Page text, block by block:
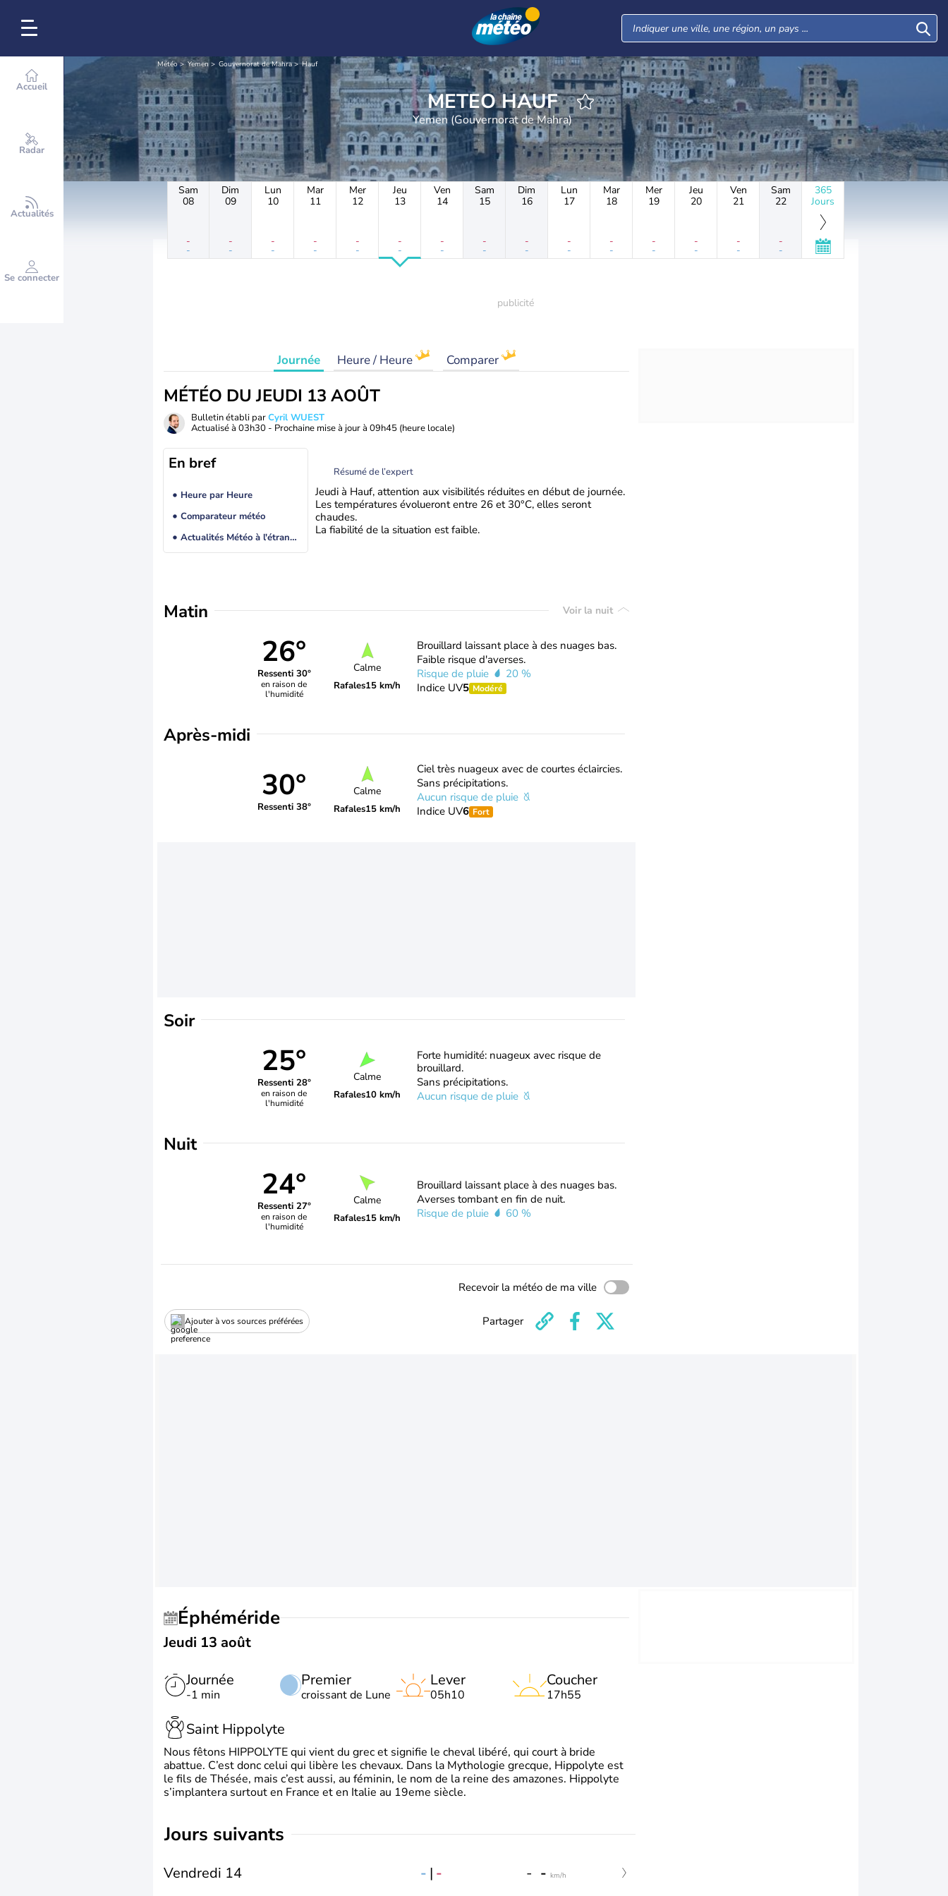
Accueil
Radar
Actualités
Se connecter
Météo Yemen Gouvernorat de Mahra Hauf
METEO HAUF
Yemen (Gouvernorat de Mahra)
Sam
08
-
-
Dim
09
-
-
Lun
10
-
-
Mar
11
-
-
Mer
12
-
-
Jeu
13
-
-
Ven
14
-
-
Sam
15
-
-
Dim
16
-
-
Lun
17
-
-
Mar
18
-
-
Mer
19
-
-
Jeu
20
-
-
Ven
21
-
-
Sam
22
-
-
365
Jours
Journée Heure / Heure Comparer
MÉTÉO DU JEUDI 13 AOÛT
Bulletin établi parCyril WUEST
Actualisé à 03h30 - Prochaine mise à jour à 09h45 (heure locale)
En bref
Heure par Heure
Comparateur météo
Actualités Météo à l'étranger
Résumé de l’expert
Jeudi à Hauf, attention aux visibilités réduites en début de journée.
Les températures évolueront entre 26 et 30°C, elles seront
chaudes.
La fiabilité de la situation est faible.
Matin Voir la nuit
26°
Ressenti 30°
en raison de
l'humidité
Calme
Rafales15 km/h
Brouillard laissant place à des nuages bas.
Faible risque d'averses.
Risque de pluie
20 %
Indice UV5 Modéré
Après-midi
30°
Ressenti 38°
Calme
Rafales15 km/h
Ciel très nuageux avec de courtes éclaircies.
Sans précipitations.
Aucun risque de pluie
Indice UV6 Fort
Soir
25°
Ressenti 28°
en raison de
l'humidité
Calme
Rafales10 km/h
Forte humidité: nuageux avec risque de
brouillard.
Sans précipitations.
Aucun risque de pluie
Nuit
24°
Ressenti 27°
en raison de
l'humidité
Calme
Rafales15 km/h
Brouillard laissant place à des nuages bas.
Averses tombant en fin de nuit.
Risque de pluie
60 %
Recevoir la météo de ma ville
Ajouter à vos sources préférées Partager
Éphéméride
Jeudi 13 août
Journée
-1 min
Premier
croissant de Lune
Lever
05h10
Coucher
17h55
Saint Hippolyte
Nous fêtons HIPPOLYTE qui vient du grec et signifie le cheval libéré, qui court à bride
abattue. C’est donc celui qui libère les chevaux. Dans la Mythologie grecque, Hippolyte est
le fils de Thésée, mais c’est aussi, au féminin, le nom de la reine des amazones. Hippolyte
s’implantera surtout en France et en Italie au 19eme siècle.
jours suivants
Vendredi 14 - | - - - km/h